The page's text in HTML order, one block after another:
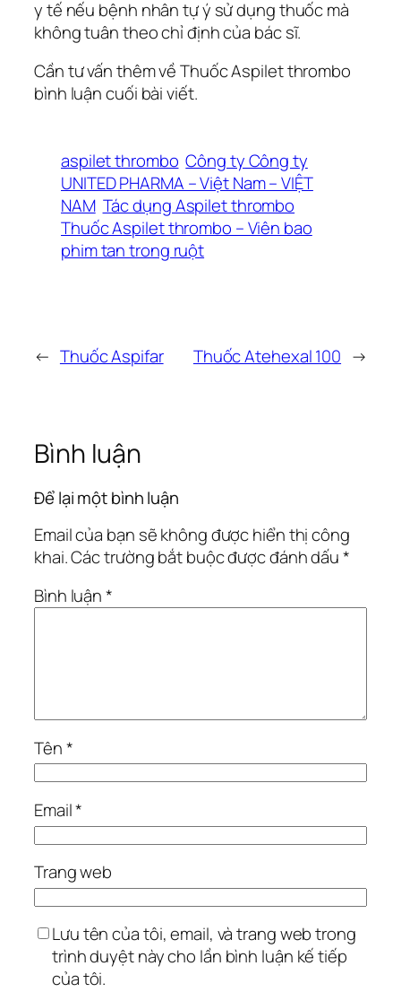
y tế nếu bệnh nhân tự ý sử dụng thuốc mà
không tuân theo chỉ định của bác sĩ.
Cần tư vấn thêm về Thuốc Aspilet thrombo
bình luận cuối bài viết.
aspilet thrombo Công ty Công ty
UNITED PHARMA – Việt Nam – VIỆT
NAM Tác dụng Aspilet thrombo
Thuốc Aspilet thrombo – Viên bao
phim tan trong ruột
← Thuốc Aspifar Thuốc Atehexal 100 →
Bình luận
Để lại một bình luận
Email của bạn sẽ không được hiển thị công
khai.Các trường bắt buộc được đánh dấu*
Bình luận*
Tên*
Email*
Trang web
Lưu tên của tôi, email, và trang web trong
trình duyệt này cho lần bình luận kế tiếp
của tôi.